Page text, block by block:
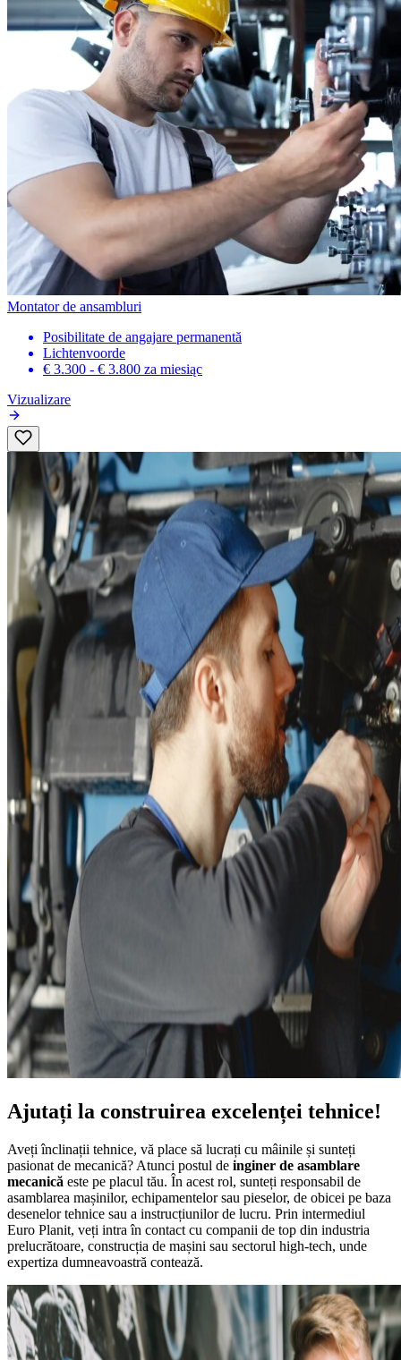
Montator de ansambluri
Posibilitate de angajare permanentă
Lichtenvoorde
€ 3.300 - € 3.800 za miesiąc
Vizualizare
Ajutați la construirea excelenței tehnice!
Aveți înclinații tehnice, vă place să lucrați cu mâinile și sunteți
pasionat de mecanică? Atunci postul de inginer de asamblare
mecanică este pe placul tău. În acest rol, sunteți responsabil de
asamblarea mașinilor, echipamentelor sau pieselor, de obicei pe baza
desenelor tehnice sau a instrucțiunilor de lucru. Prin intermediul
Euro Planit, veți intra în contact cu companii de top din industria
prelucrătoare, construcția de mașini sau sectorul high-tech, unde
expertiza dumneavoastră contează.